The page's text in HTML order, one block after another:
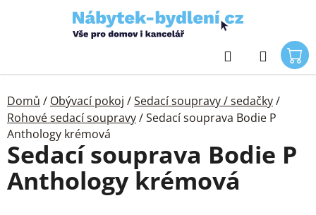
Hledat
Domů / Obývací pokoj /Sedací soupravy / sedačky/
Rohové sedací soupravy/Sedací souprava Bodie P
Anthology krémová
Sedací souprava Bodie P
Anthology krémová